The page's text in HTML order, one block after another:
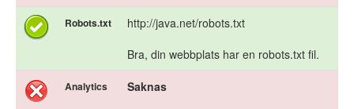
Robots.txt
http://java.net/robots.txt
Bra, din webbplats har en robots.txt fil.
Analytics
Saknas